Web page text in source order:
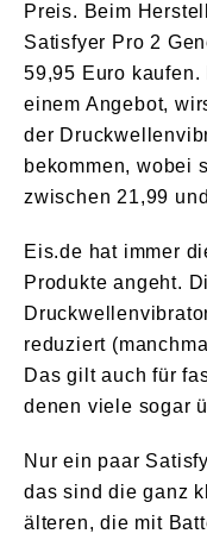
Preis. Beim
Satisfyer Pro 2
59,95 Euro
einem Angebot,
der
bekommen, wobei
zwischen 21,99
Eis.de hat immer
Produkte angeht.
reduziert
Das gilt auch für
denen viele sogar
Nur ein paar
das sind die ganz
älteren, die mit